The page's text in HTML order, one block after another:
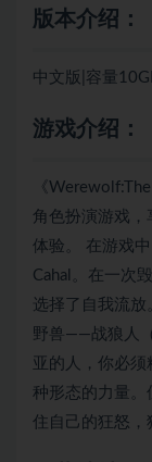
版本介绍：
中文版|容量
游戏介绍：
《
角色扮演游戏
体验。 在游戏中
Cahal。在一次
选择了自我流
野兽——战狼人
亚的人，你必须
种形态的力量。
住自己的狂怒